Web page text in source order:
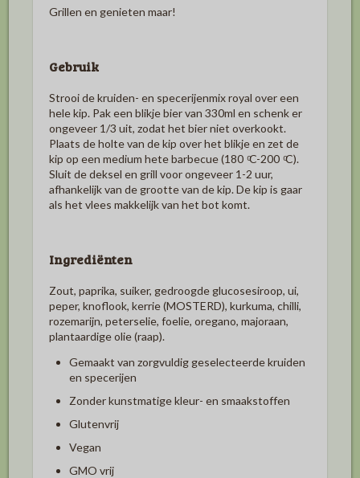
Grillen en genieten maar!
Gebruik
Strooi de kruiden- en specerijenmix royal over een
hele kip. Pak een blikje bier van 330ml en schenk er
ongeveer 1/3 uit, zodat het bier niet overkookt.
Plaats de holte van de kip over het blikje en zet de
kip op een medium hete barbecue (180 ͦC-200 ͦC).
Sluit de deksel en grill voor ongeveer 1-2 uur,
afhankelijk van de grootte van de kip. De kip is gaar
als het vlees makkelijk van het bot komt.
Ingrediënten
Zout, paprika, suiker, gedroogde glucosesiroop, ui,
peper, knoflook, kerrie (MOSTERD), kurkuma, chilli,
rozemarijn, peterselie, foelie, oregano, majoraan,
plantaardige olie (raap).
Gemaakt van zorgvuldig geselecteerde kruiden
en specerijen
Zonder kunstmatige kleur- en smaakstoffen
Glutenvrij
Vegan
GMO vrij